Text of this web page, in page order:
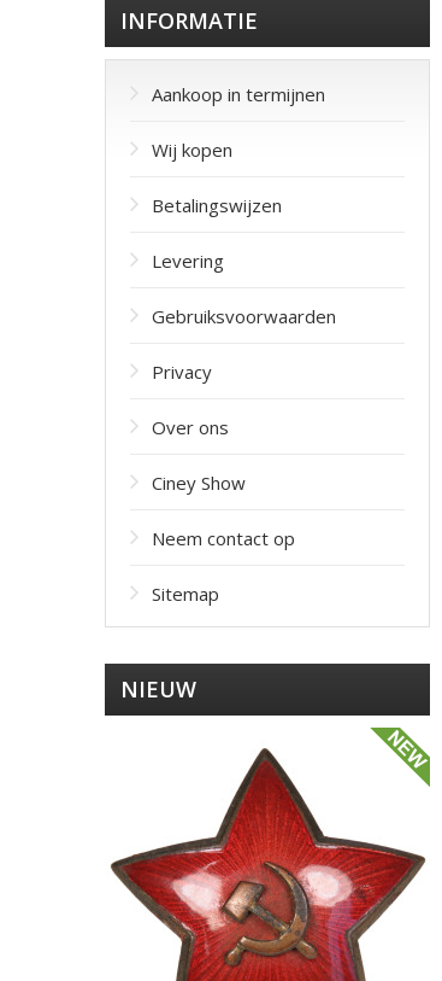
INFORMATIE
Aankoop in termijnen
Wij kopen
Betalingswijzen
Levering
Gebruiksvoorwaarden
Privacy
Over ons
Ciney Show
Neem contact op
Sitemap
NIEUW